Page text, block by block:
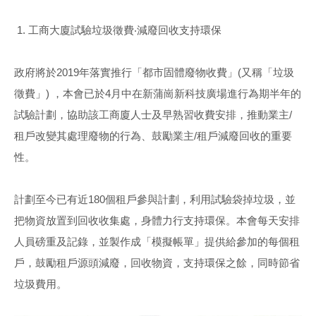
1. 工商大廈試驗垃圾徵費‧減廢回收支持環保
政府將於2019年落實推行「都市固體廢物收費」(又稱「垃圾
徵費」) ，本會已於4月中在新蒲崗新科技廣場進行為期半年的
試驗計劃，協助該工商廈人士及早熟習收費安排，推動業主/
租戶改變其處理廢物的行為、鼓勵業主/租戶減廢回收的重要
性。
計劃至今已有近180個租戶參與計劃，利用試驗袋掉垃圾，並
把物資放置到回收收集處，身體力行支持環保。本會每天安排
人員磅重及記錄，並製作成「模擬帳單」提供給參加的每個租
戶，鼓勵租戶源頭減廢，回收物資，支持環保之餘，同時節省
垃圾費用。